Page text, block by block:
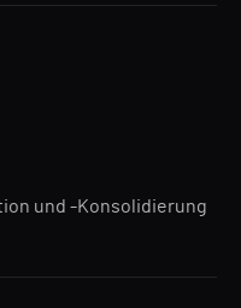
und -Konsolidierung